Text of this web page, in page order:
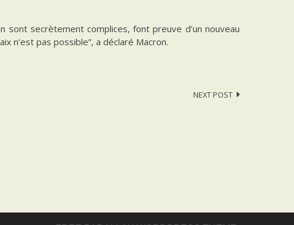
sont secrètement complices, font preuve d’un nouveau
n’est pas possible”, a déclaré Macron.
NEXT POST